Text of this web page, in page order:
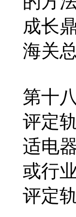
成长
海关
第十
评定
适电
或行
评定